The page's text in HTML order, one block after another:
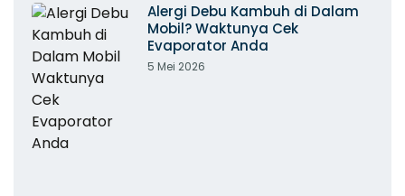
Alergi Debu Kambuh di Dalam
Mobil? Waktunya Cek
Evaporator Anda
5 Mei 2026